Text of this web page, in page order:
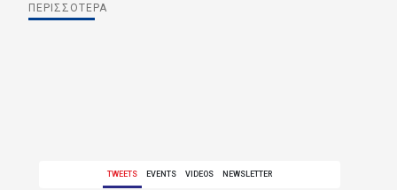
ΠΕΡΙΣΣΌΤΕΡΑ
TWEETS EVENTS VIDEOS NEWSLETTER